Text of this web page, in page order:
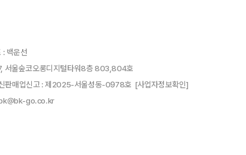
: 백운선
서울숲코오롱디지털타워8층 803,804호
판매업신고 : 제2025-서울성동-0978호 [사업자정보확인]
go.co.kr